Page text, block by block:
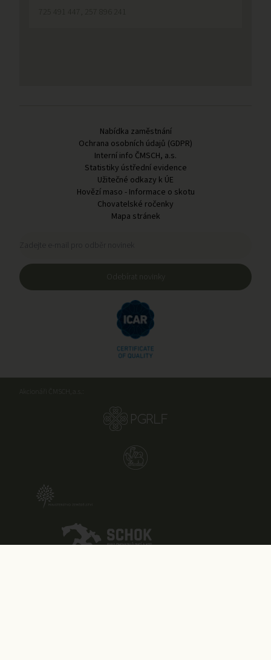
725 491 447, 257 896 241
Nabídka zaměstnání
Ochrana osobních údajů (GDPR)
Interní info ČMSCH, a.s.
Statistiky ústřední evidence
Užitečné odkazy k ÚE
Hovězí maso - Informace o skotu
Chovatelské ročenky
Mapa stránek
Odebírat novinky
Akcionáři ČMSCH, a.s.: